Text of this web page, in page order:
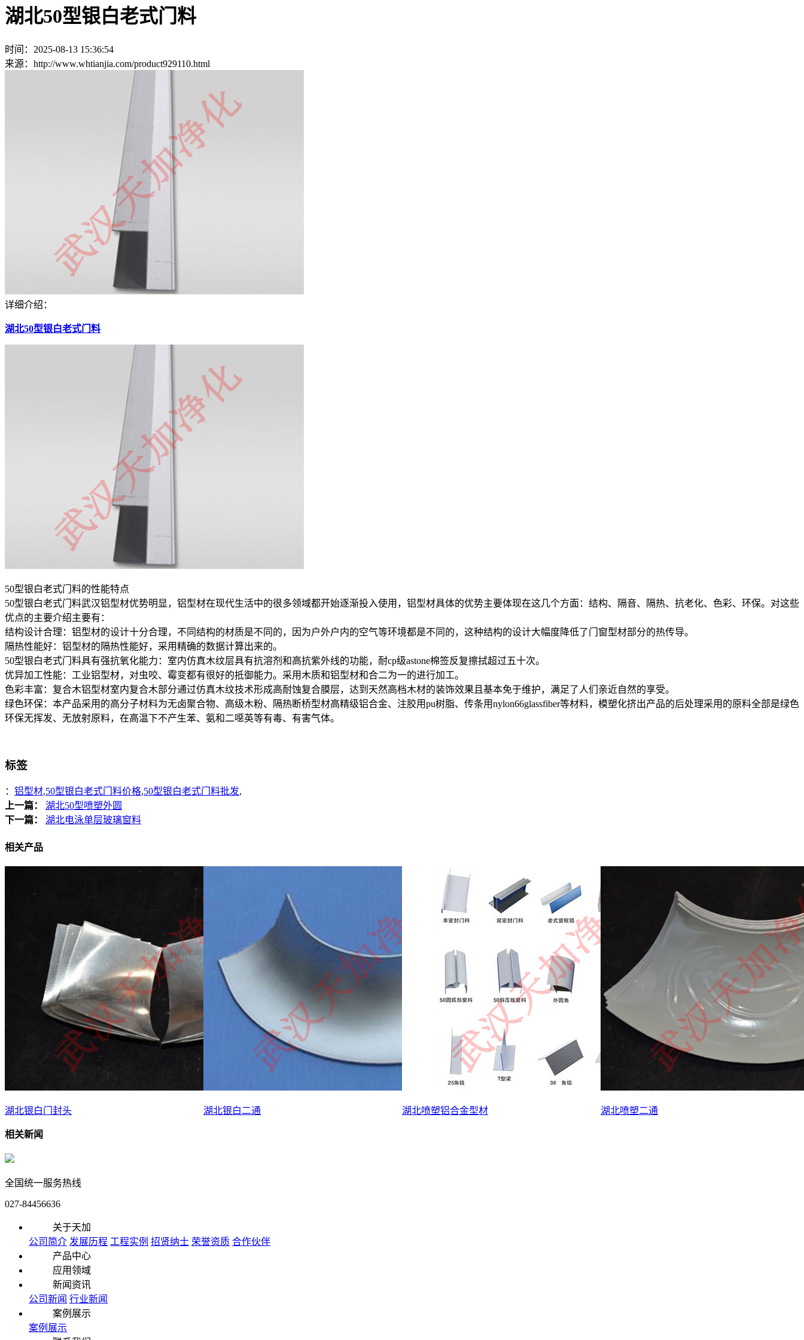
湖北50型银白老式门料
时间：2025-08-13 15:36:54
来源：http://www.whtianjia.com/product929110.html
详细介绍：
湖北50型银白老式门料
50型银白老式门料的性能特点
50型银白老式门料武汉铝型材优势明显，铝型材在现代生活中的很多领域都开始逐渐投入使用，铝型材具体的优势主要体现在这几个方面：结构、隔音、隔热、抗老化、色彩、环保。对这些
优点的主要介绍主要有：
结构设计合理：铝型材的设计十分合理，不同结构的材质是不同的，因为户外户内的空气等环境都是不同的，这种结构的设计大幅度降低了门窗型材部分的热传导。
隔热性能好：铝型材的隔热性能好，采用精确的数据计算出来的。
50型银白老式门料具有强抗氧化能力：室内仿真木纹层具有抗溶剂和高抗紫外线的功能，耐cp级astone棉签反复擦拭超过五十次。
优异加工性能：工业铝型材，对虫咬、霉变都有很好的抵御能力。采用木质和铝型材和合二为一的进行加工。
色彩丰富：复合木铝型材室内复合木部分通过仿真木纹技术形成高耐蚀复合膜层，达到天然高档木材的装饰效果且基本免于维护，满足了人们亲近自然的享受。
绿色环保：本产品采用的高分子材料为无卤聚合物、高级木粉、隔热断桥型材高精级铝合金、注胶用pu树脂、传条用nylon66glassfiber等材料，模塑化挤出产品的后处理采用的原料全部是绿色
环保无挥发、无放射原料，在高温下不产生苯、氨和二噁英等有毒、有害气体。
标签
： 铝型材,50型银白老式门料价格,50型银白老式门料批发,
上一篇：
湖北50型喷塑外圆
下一篇：
湖北电泳单层玻璃窗料
相关产品
湖北银白门封头 湖北银白二通 湖北喷塑铝合金型材 湖北喷塑二通
相关新闻
全国统一服务热线
027-84456636
关于天加
公司简介 发展历程 工程实例 招贤纳士 荣誉资质 合作伙伴
产品中心
应用领域
新闻资讯
公司新闻 行业新闻
案例展示
案例展示